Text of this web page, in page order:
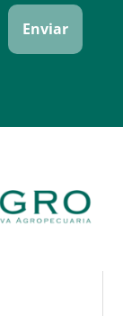
Enviar